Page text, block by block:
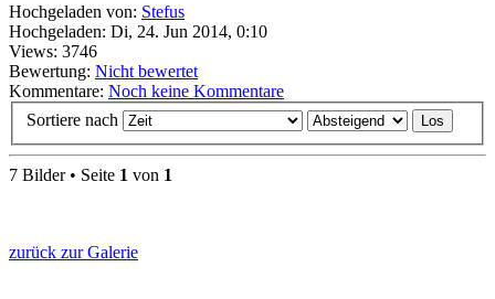
Hochgeladen von: Stefus
Hochgeladen: Di, 24. Jun 2014, 0:10
Views: 3746
Bewertung: Nicht bewertet
Kommentare: Noch keine Kommentare
Sortiere nach
7 Bilder • Seite 1 von 1
zurück zur Galerie